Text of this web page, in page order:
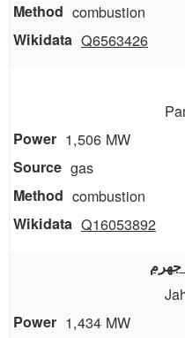
combustion
Q6563426
1,506 MW
gas
combustion
Q16053892
جهرم
1,434 MW